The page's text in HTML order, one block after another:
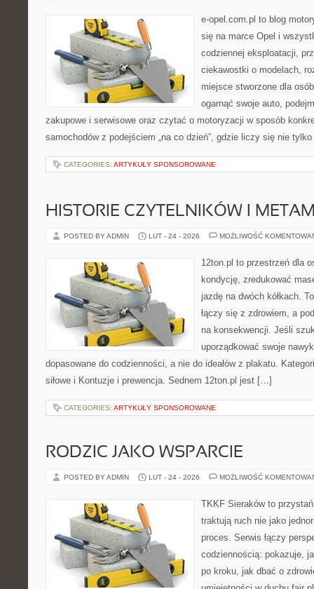
e-opel.com.pl to blog
się na marce Opel i
codziennej eksploatacji,
ciekawostki o modelach,
miejsce stworzone dla
ogarnąć swoje auto,
zakupowe i serwisowe oraz czytać o motoryzacji w sposób
samochodów z podejściem „na co dzień”, gdzie liczy się nie
CATEGORIES: ARTYKUŁY SPONSOROWANE
HISTORIE CZYTELNIKÓW I
POSTED BY ADMIN LUT - 24 - 2026 MOŻLIWOŚĆ
12ton.pl to przestrzeń dla
kondycję, zredukować
jazdę na dwóch kółkach.
łączy się z zdrowiem, a
na konsekwencji. Jeśli
uporządkować swoje
dopasowane do codzienności, a nie do ideałów z plakatu.
siłowe i Kontuzje i prewencja. Sednem 12ton.pl jest […]
CATEGORIES: ARTYKUŁY SPONSOROWANE
RODZIC JAKO WSPARCIE
POSTED BY ADMIN LUT - 24 - 2026 MOŻLIWOŚĆ
TKKF Sieraków to
traktują ruch nie jako
proces. Serwis łączy
codziennością: pokazuje,
po kroku, jak dbać o